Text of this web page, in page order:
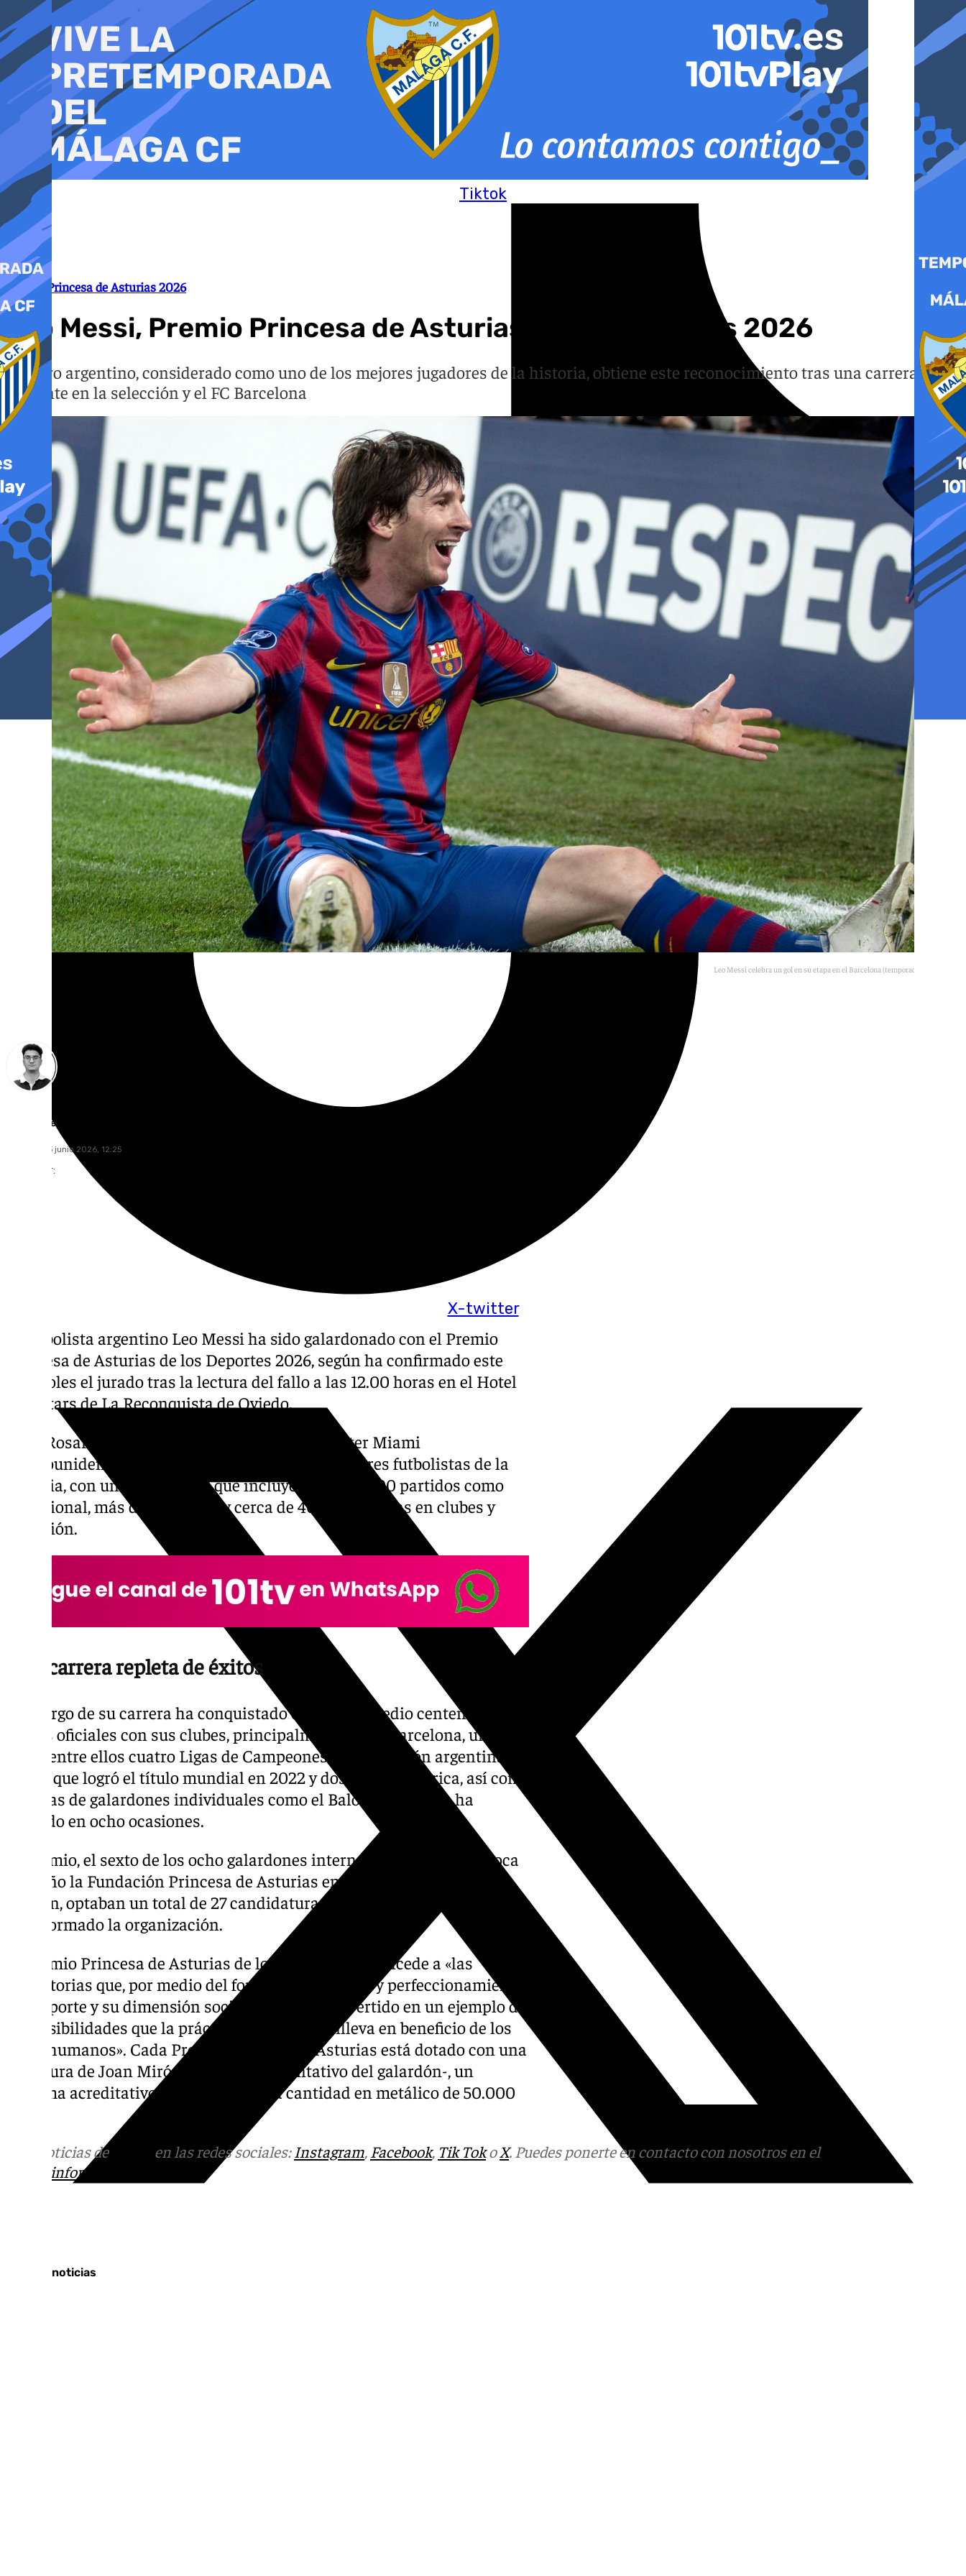
al
contenido
Tiktok
X-twitter
Premio Princesa de Asturias 2026
Leo Messi, Premio Princesa de Asturias de los Deportes 2026
El astro argentino, considerado como uno de los mejores jugadores de la historia, obtiene este reconocimiento tras una carrera
brillante en la selección y el FC Barcelona
Leo Messi celebra un gol en su etapa en el Barcelona (temporada 2009-2010)
Ignacio Pérez
miércoles, 3 junio 2026, 12:25
Compartir:
El futbolista argentino Leo Messi ha sido galardonado con el Premio
Princesa de Asturias de los Deportes 2026, según ha confirmado este
miércoles el jurado tras la lectura del fallo a las 12.00 horas en el Hotel
Eurostars de La Reconquista de Oviedo.
El de Rosario, de 38 años y actualmente en el Inter Miami
estadounidense, está considerado uno de los mejores futbolistas de la
historia, con una trayectoria que incluye más de 1.000 partidos como
profesional, más de 800 goles y cerca de 400 asistencias en clubes y
selección.
Una carrera repleta de éxitos
A lo largo de su carrera ha conquistado en torno a medio centenar de
títulos oficiales con sus clubes, principalmente el FC Barcelona, un total
de 35, entre ellos cuatro Ligas de Campeones, y la selección argentina,
con la que logró el título mundial en 2022 y dos Copas América, así como
decenas de galardones individuales como el Balón de Oro que ha
recibido en ocho ocasiones.
Al premio, el sexto de los ocho galardones internacionales que convoca
este año la Fundación Princesa de Asturias en su cuadragésima sexta
edición, optaban un total de 27 candidaturas de 12 nacionalidades, según
ha informado la organización.
El Premio Princesa de Asturias de los Deportes se concede a «las
trayectorias que, por medio del fomento, desarrollo y perfeccionamiento
del deporte y su dimensión social, se hayan convertido en un ejemplo de
las posibilidades que la práctica deportiva conlleva en beneficio de los
seres humanos». Cada Premio Princesa de Asturias está dotado con una
escultura de Joan Miró -símbolo representativo del galardón-, un
diploma acreditativo, una insignia y la cantidad en metálico de 50.000
Más noticias de en las redes sociales:Instagram, Facebook, Tik TokoX. Puedes ponerte en contacto con nosotros en el
informativos@101tv.es
Últimas noticias